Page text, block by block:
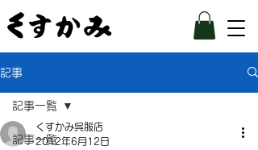
記事
記事一覧
記事一覧
くすかみ呉服店
2012年6月12日